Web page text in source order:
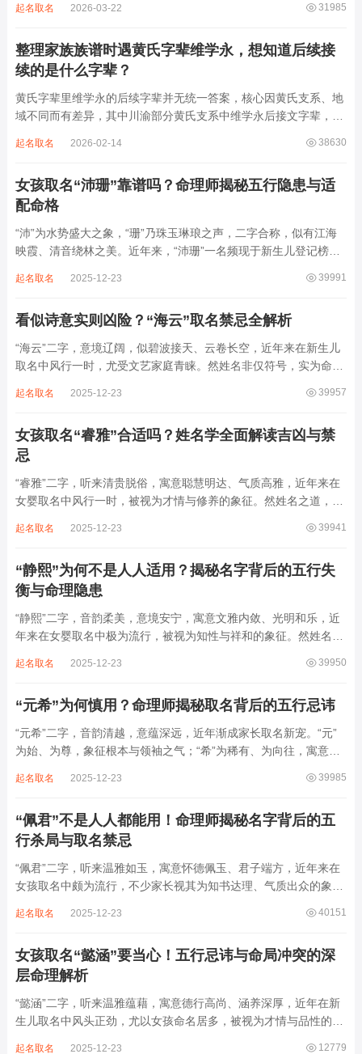
离叫名字时辨识度不高。昌字本义为兴盛、繁茂，发字核心指向发
31985
起名取名 2026-03-22
整理家族族谱时遇黄氏字辈维学永，想知道后续接
续的是什么字辈？
黄氏字辈里维学永的后续字辈并无统一答案，核心因黄氏支系、地
域不同而有差异，其中川渝部分黄氏支系中维学永后接文字辈，完
某支系的续修字辈，在安岳、岳池一带的黄氏族谱里能明确查到，
38630
起名取名 2026-02-14
女孩取名“沛珊”靠谱吗？命理师揭秘五行隐患与适
配命格
“沛”为水势盛大之象，“珊”乃珠玉琳琅之声，二字合称，似有江海
映霞、清音绕林之美。近年来，“沛珊”一名频现于新生儿登记榜
雅符号，实为命理五行流转之枢纽。一字之选，关乎气场平衡。沛
39991
起名取名 2025-12-23
看似诗意实则凶险？“海云”取名禁忌全解析
“海云”二字，意境辽阔，似碧波接天、云卷长空，近年来在新生儿
取名中风行一时，尤受文艺家庭青睐。然姓名非仅符号，实为命局
滔天，木浮无根，阴气过重，易致意志不坚、事业漂泊、健康受
39957
起名取名 2025-12-23
女孩取名“睿雅”合适吗？姓名学全面解读吉凶与禁
忌
“睿雅”二字，听来清贵脱俗，寓意聪慧明达、气质高雅，近年来在
女婴取名中风行一时，被视为才情与修养的象征。然姓名之道，贵
增心力。细察“睿雅”之局，实藏金水成势、火土受制之患，若不顾
39941
起名取名 2025-12-23
“静熙”为何不是人人适用？揭秘名字背后的五行失
衡与命理隐患
“静熙”二字，音韵柔美，意境安宁，寓意文雅内敛、光明和乐，近
年来在女婴取名中极为流行，被视为知性与祥和的象征。然姓名命
象，实藏金水偏寒、火气受制之弊，若不顾八字强弱，盲目套用，
39950
起名取名 2025-12-23
“元希”为何慎用？命理师揭秘取名背后的五行忌讳
“元希”二字，音韵清越，意蕴深远，近年渐成家长取名新宠。“元”
为始、为尊，象征根本与领袖之气；“希”为稀有、为向往，寓意卓
象。然姓名非止文雅，实为命理气场之枢纽。一字之选，关乎运途
39985
起名取名 2025-12-23
“佩君”不是人人都能用！命理师揭秘名字背后的五
行杀局与取名禁忌
“佩君”二字，听来温雅如玉，寓意怀德佩玉、君子端方，近年来在
女孩取名中颇为流行，不少家长视其为知书达理、气质出众的象
察“佩君”之象，实藏金气过旺、木土受制之局，若不顾命主五行强
40151
起名取名 2025-12-23
女孩取名“懿涵”要当心！五行忌讳与命局冲突的深
层命理解析
“懿涵”二字，听来温雅蕴藉，寓意德行高尚、涵养深厚，近年在新
生儿取名中风头正劲，尤以女孩命名居多，被视为才情与品性的完
12779
起名取名 2025-12-23